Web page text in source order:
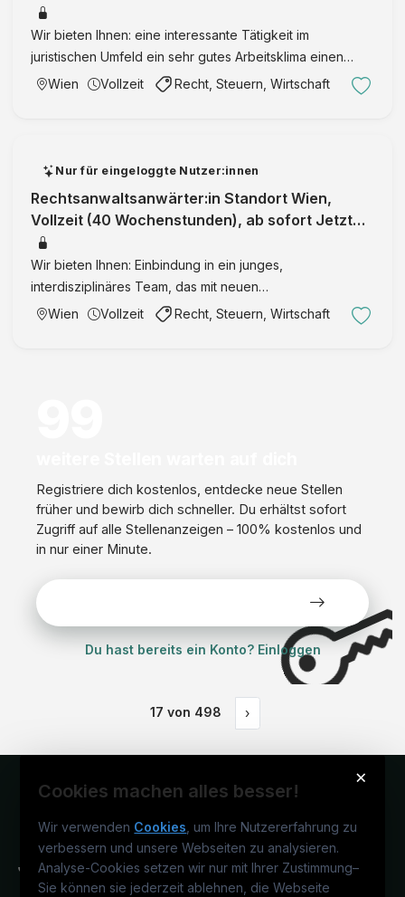
H
&
C
Wir bieten Ihnen: eine interessante Tätigkeit im
juristischen Umfeld ein sehr gutes Arbeitsklima einen
modernen Arbeitsplatz sehr gute Erreichbarkeit des
Wien Vollzeit Recht, Steuern, Wirtschaft
Nur für eingeloggte Nutzer:innen
Rechtsanwaltsanwärter:in Standort Wien,
Vollzeit (40 Wochenstunden), ab sofort Jetzt
bewerben
Wir bieten Ihnen: Einbindung in ein junges,
interdisziplinäres Team, das mit neuen
Informationstechnologien arbeitet ein sehr gutes
Wien Vollzeit Recht, Steuern, Wirtschaft
Registriere dich kostenlos, entdecke neue Stellen
früher und bewirb dich schneller. Du erhältst sofort
Zugriff auf alle Stellenanzeigen – 100% kostenlos und
in nur einer Minute.
Du hast bereits ein Konto? Einloggen
17 von 498 ›
×
Cookies machen alles besser!
Wir verwenden Cookies , um Ihre Nutzererfahrung zu
verbessern und unsere Webseiten zu analysieren.
Analyse-Cookies setzen wir nur mit Ihrer Zustimmung–
Sie können sie jederzeit ablehnen, die Webseite